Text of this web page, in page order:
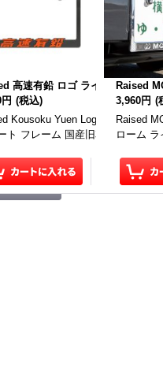
フレーム
Frame レイズド
レート フレーム CH/RD for
Frame サウス ベイ インポート
、一枚の価格です。 前後で装着
高速有鉛 ロゴ ライセンス プレ
(税込)
Kousoku Yuen Logo License
ト フレーム 国産旧車やネオク
Raised
3,960円 (
Raised
ローム